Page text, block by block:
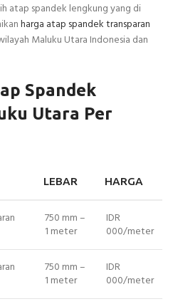
atap spandek lengkung yang di
harga atap spandek transparan
Maluku Utara Indonesia dan
Spandek
Utara Per
LEBAR HARGA
750 mm –
1 meter
IDR
000/meter
750 mm –
1 meter
IDR
000/meter